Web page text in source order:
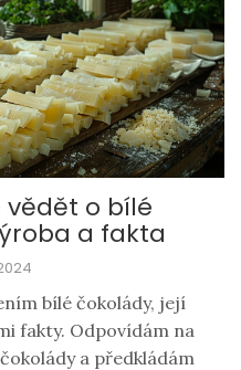
vědět o bílé
a fakta
bílé čokolády, její
fakty. Odpovídám na
a předkládám